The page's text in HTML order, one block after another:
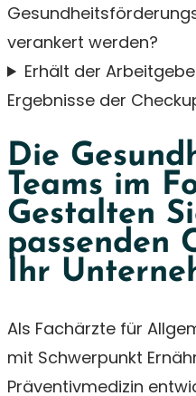
verankert werden?
Erhält der
Ergebnisse der
Die
Teams im
Gestalten
passenden
Ihr
Als Fachärzte für
mit Schwerpunkt
Präventivmedizin